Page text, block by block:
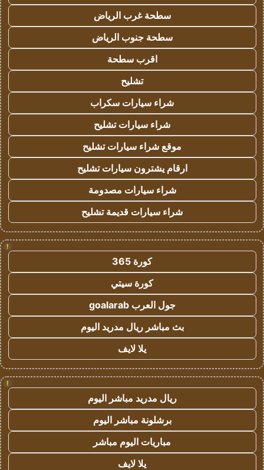
سطحة غرب الرياض
سطحة جنوب الرياض
اقرب سطحة
تشليح
شراء سيارات سكراب
شراء سيارات تشليح
موقع شراء سيارات تشليح
ارقام يشترون سيارات تشليح
شراء سيارات مصدومة
شراء سيارات قديمة تشليح
!
كورة 365
كورة سيتي
جول العرب goalarab
بث مباشر ريال مدريد اليوم
يلا لايف
!
ريال مدريد مباشر اليوم
برشلونة مباشر اليوم
مباريات اليوم مباشر
يلا لايف